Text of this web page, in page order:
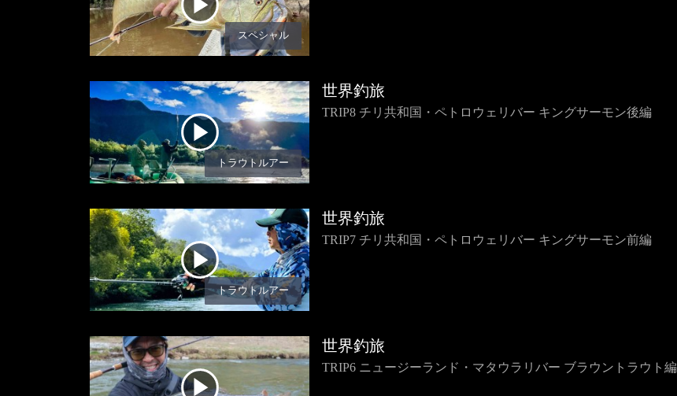
スペシャル
トラウトルアー
世界釣旅
TRIP8 チリ共和国・ペトロウェリバー キングサーモン後編
トラウトルアー
世界釣旅
TRIP7 チリ共和国・ペトロウェリバー キングサーモン前編
世界釣旅
TRIP6 ニュージーランド・マタウラリバー ブラウントラウト編